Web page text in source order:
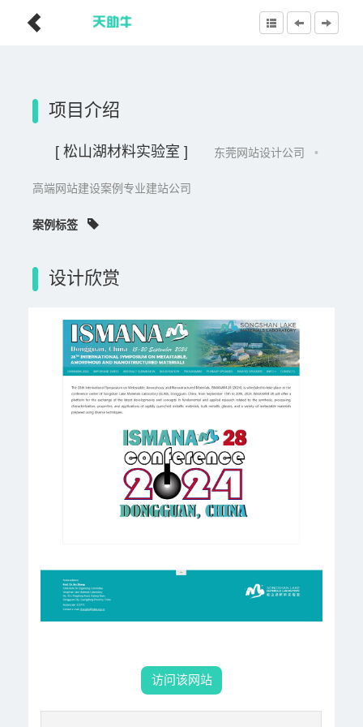
项目介绍
[ 松山湖材料实验室 ] 东莞网站设计公司 •
高端网站建设案例专业建站公司
案例标签
设计欣赏
访问该网站